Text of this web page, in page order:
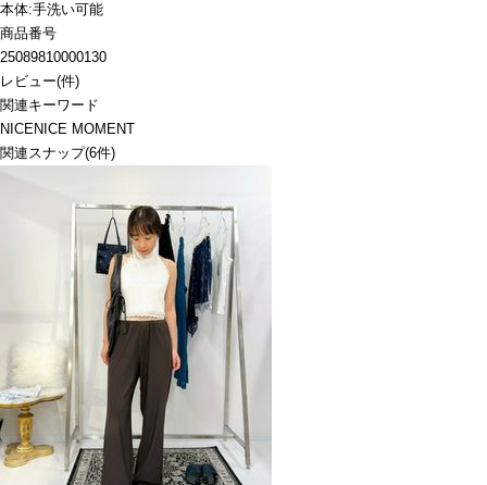
本体:手洗い可能
商品番号
25089810000130
レビュー(件)
関連キーワード
NICENICE MOMENT
関連スナップ(6件)